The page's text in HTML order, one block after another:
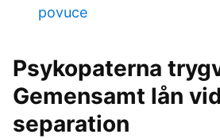
povuce
Psykopaterna
Gemensamt lån vid
separation